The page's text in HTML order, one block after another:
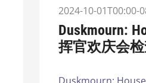
2024-10-01T00:00-
Duskmourn:
挥官欢庆会